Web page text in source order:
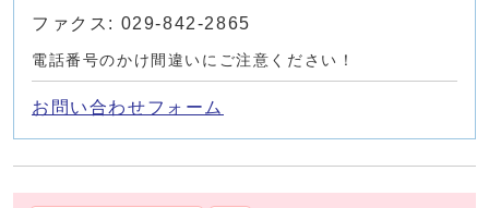
ファクス: 029-842-2865
電話番号のかけ間違いにご注意ください！
お問い合わせフォーム